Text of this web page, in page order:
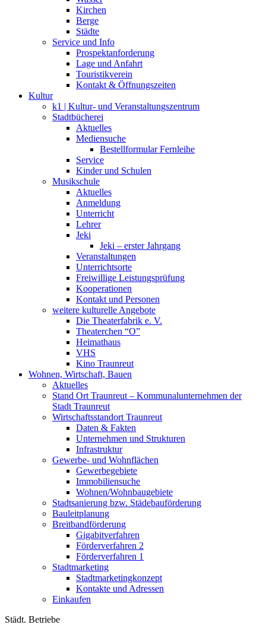
Kirchen
Berge
Städte
Service und Info
Prospektanforderung
Lage und Anfahrt
Touristikverein
Kontakt & Öffnungszeiten
Kultur
k1 | Kultur- und Veranstaltungszentrum
Stadtbücherei
Aktuelles
Mediensuche
Bestellformular Fernleihe
Service
Kinder und Schulen
Musikschule
Aktuelles
Anmeldung
Unterricht
Lehrer
Jeki
Jeki – erster Jahrgang
Veranstaltungen
Unterrichtsorte
Freiwillige Leistungsprüfung
Kooperationen
Kontakt und Personen
weitere kulturelle Angebote
Die Theaterfabrik e. V.
Theaterchen “O”
Heimathaus
VHS
Kino Traunreut
Wohnen, Wirtschaft, Bauen
Aktuelles
Stand Ort Traunreut – Kommunalunternehmen der
Stadt Traunreut
Wirtschaftsstandort Traunreut
Daten & Fakten
Unternehmen und Strukturen
Infrastruktur
Gewerbe- und Wohnflächen
Gewerbegebiete
Immobiliensuche
Wohnen/Wohnbaugebiete
Stadtsanierung bzw. Städebauförderung
Bauleitplanung
Breitbandförderung
Gigabitverfahren
Förderverfahren 2
Förderverfahren 1
Stadtmarketing
Stadtmarketingkonzept
Kontakte und Adressen
Einkaufen
Städt. Betriebe